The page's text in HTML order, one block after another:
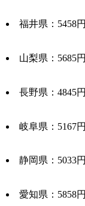
福井県：5458円
山梨県：5685円
長野県：4845円
岐阜県：5167円
静岡県：5033円
愛知県：5858円